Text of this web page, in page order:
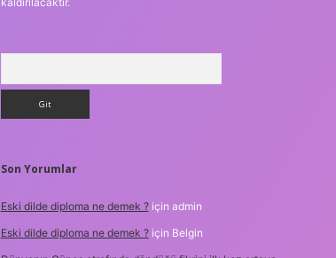
Son Yorumlar
Eski dilde diploma ne demek ?için admin
Eski dilde diploma ne demek ?için Belgin